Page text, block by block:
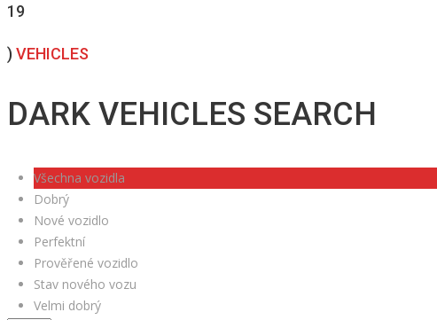
19
) VEHICLES
DARK VEHICLES SEARCH
Všechna vozidla
Dobrý
Nové vozidlo
Perfektní
Prověřené vozidlo
Stav nového vozu
Velmi dobrý